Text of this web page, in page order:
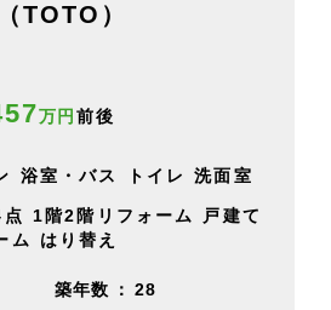
TOTO）
万円 前後
浴室・バス トイレ 洗面室
1階2階リフォーム
戸建て
ム
はり替え
築年数 28